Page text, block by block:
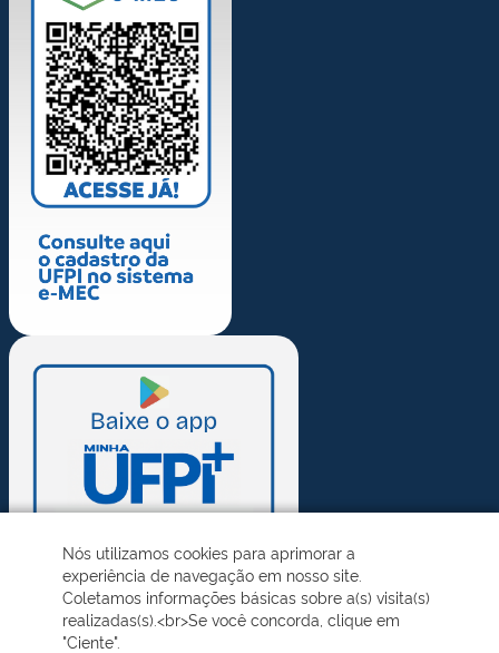
Nós utilizamos cookies para aprimorar a
experiência de navegação em nosso site.
Coletamos informações básicas sobre a(s) visita(s)
realizadas(s).<br>Se você concorda, clique em
"Ciente".